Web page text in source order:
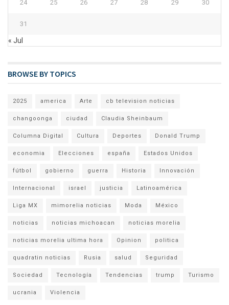
24 25 26 27 28 29 30
31
« Jul
BROWSE BY TOPICS
2025 america Arte cb television noticias
changoonga ciudad Claudia Sheinbaum
Columna Digital Cultura Deportes Donald Trump
economia Elecciones españa Estados Unidos
fútbol gobierno guerra Historia Innovación
Internacional israel justicia Latinoamérica
Liga MX mimorelia noticias Moda México
noticias noticias michoacan noticias morelia
noticias morelia ultima hora Opinion politica
quadratin noticias Rusia salud Seguridad
Sociedad Tecnología Tendencias trump Turismo
ucrania Violencia